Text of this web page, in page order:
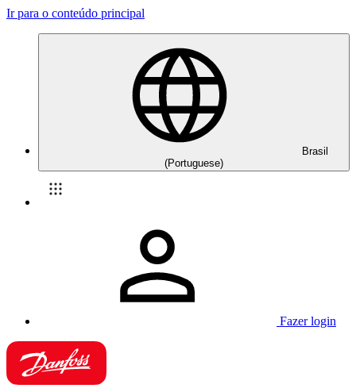
Ir para o conteúdo principal
Brasil
(Portuguese)
Fazer login